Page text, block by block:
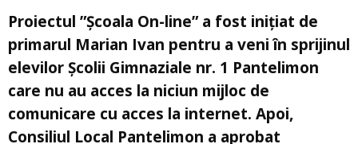
Proiectul ”Școala On-line” a fost inițiat de
primarul Marian Ivan pentru a veni în sprijinul
elevilor Școlii Gimnaziale nr. 1 Pantelimon
care nu au acces la niciun mijloc de
comunicare cu acces la internet. Apoi,
Consiliul Local Pantelimon a aprobat